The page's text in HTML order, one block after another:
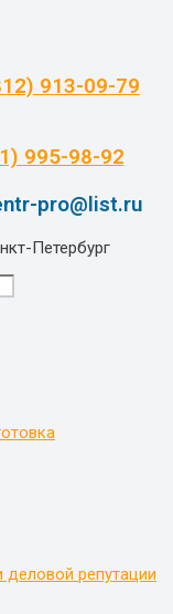
913-09-79
995-98-92
pro@list.ru
Петербург
репутации